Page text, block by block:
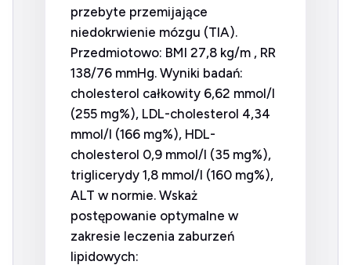
przebyte przemijające
niedokrwienie mózgu (TIA).
Przedmiotowo: BMI 27,8 kg/m , RR
138/76 mmHg. Wyniki badań:
cholesterol całkowity 6,62 mmol/l
(255 mg%), LDL-cholesterol 4,34
mmol/l (166 mg%), HDL-
cholesterol 0,9 mmol/l (35 mg%),
triglicerydy 1,8 mmol/l (160 mg%),
ALT w normie. Wskaż
postępowanie optymalne w
zakresie leczenia zaburzeń
lipidowych: